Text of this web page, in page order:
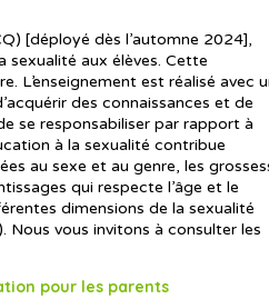
[déployé dès l’automne 2024],
sexualité aux élèves. Cette
L’enseignement est réalisé avec
des connaissances et de
se responsabiliser par rapport à
à la sexualité contribue
au sexe et au genre, les
qui respecte l’âge et le
dimensions de la sexualité
vous invitons à consulter les
pour les parents